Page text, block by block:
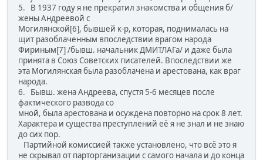
5. В 1937 году я не прекратил знакомства и общения б/
жены Андреевой с
Могилянской[6], бывшей к-р, которая, поднималась на
щит разоблаченным впоследствии врагом народа
Фириным[7] /бывш. начальник ДМИТЛАГа/ и даже была
принята в Союз Советских писателей. Впоследствии же
эта Могилянская была разоблачена и арестована, как враг
народа.
6. Бывш. жена Андреева, спустя 5-6 месяцев после
фактического развода со
мной, была арестована и осуждена повторно на срок 8 лет.
Характера и существа преступлений её я не знал и не знаю
до сих пор.
Партийной комиссией также установлено, что всё это я
не скрывал от парторганизации с самого начала и до конца